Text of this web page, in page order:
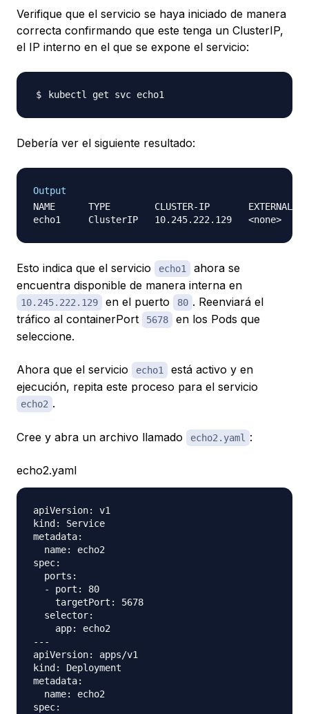
Verifique que el servicio se haya iniciado de manera
correcta confirmando que este tenga un ClusterIP,
el IP interno en el que se expone el servicio:
Debería ver el siguiente resultado:
Output
NAME      TYPE        CLUSTER-IP       EXTERNAL-
Esto indica que el servicio echo1
ahora se
encuentra disponible de manera interna en
10.245.222.129 en el puerto 80 . Reenviará el
tráfico al containerPort
5678
en los Pods que
seleccione.
Ahora que el servicio echo1
está activo y en
ejecución, repita este proceso para el servicio
echo2 .
Cree y abra un archivo llamado echo2.yaml :
echo2.yaml
apiVersion: v1
kind: Service
metadata:
  name: echo2
spec:
  ports:
  - port: 80
    targetPort: 5678
  selector:
    app: echo2
---
apiVersion: apps/v1
kind: Deployment
metadata:
  name: echo2
spec: